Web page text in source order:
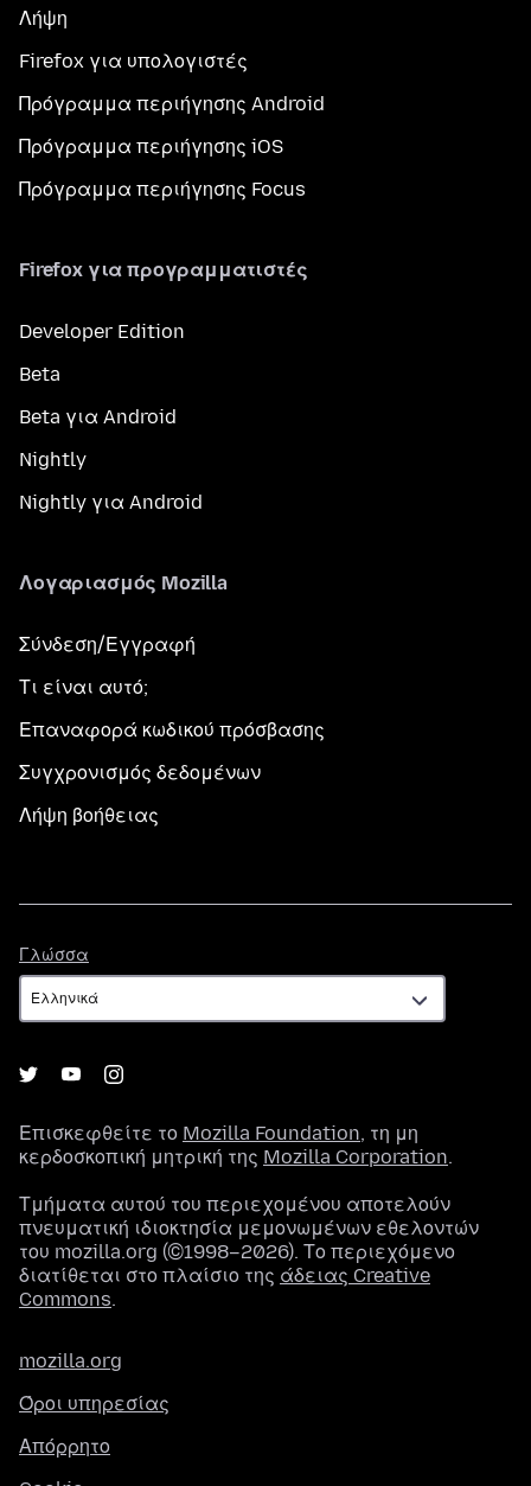
Λήψη
Firefox για υπολογιστές
Πρόγραμμα περιήγησης Android
Πρόγραμμα περιήγησης iOS
Πρόγραμμα περιήγησης Focus
Firefox για προγραμματιστές
Developer Edition
Beta
Beta για Android
Nightly
Nightly για Android
Λογαριασμός Mozilla
Σύνδεση/Εγγραφή
Τι είναι αυτό;
Επαναφορά κωδικού πρόσβασης
Συγχρονισμός δεδομένων
Λήψη βοήθειας
Γλώσσα
Επισκεφθείτε το Mozilla Foundation, τη μη
κερδοσκοπική μητρική της Mozilla Corporation.
Τμήματα αυτού του περιεχομένου αποτελούν
πνευματική ιδιοκτησία μεμονωμένων εθελοντών
του mozilla.org (©1998–2026). Το περιεχόμενο
διατίθεται στο πλαίσιο της άδειας Creative
Commons.
mozilla.org
Όροι υπηρεσίας
Απόρρητο